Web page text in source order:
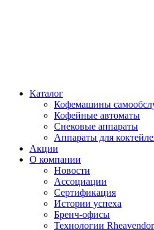
Каталог
Кофемашины
Кофейные автоматы
Снековые аппараты
Аппараты для
Акции
О компании
Новости
Ассоциации
Сертификация
Истории успеха
Бренч-офисы
Технологии